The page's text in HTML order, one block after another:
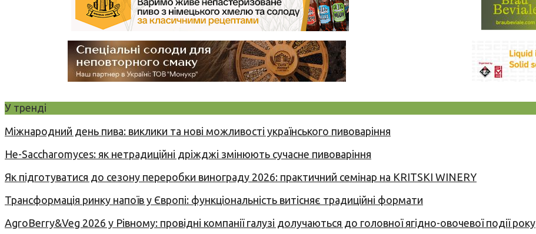
У тренді
Міжнародний день пива: виклики та нові можливості українського пивоваріння
Не-Saccharomyces: як нетрадиційні дріжджі змінюють сучасне пивоваріння
Як підготуватися до сезону переробки винограду 2026: практичний семінар на KRITSKI WINERY
Трансформація ринку напоїв у Європі: функціональність витісняє традиційні формати
AgroBerry&Veg 2026 у Рівному: провідні компанії галузі долучаються до головної ягідно-овочевої події року